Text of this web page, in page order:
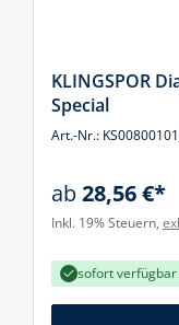
KLINGSPOR
Special
Art.-Nr.:
ab28,56 €*
Inkl. 19% Steuern,
sofort verfügbar